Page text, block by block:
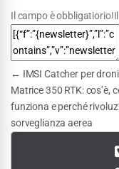
Il campo è
Navigazione
← IMSI Catcher per
Matrice 350 RTK: cos’è,
funziona e perché
sorveglianza aerea